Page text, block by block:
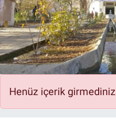
Henüz içerik girmediniz